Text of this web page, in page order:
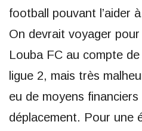
football pouvant l’aider
On devrait voyager
Louba FC au compte
ligue 2, mais très
eu de moyens
déplacement. Pour une